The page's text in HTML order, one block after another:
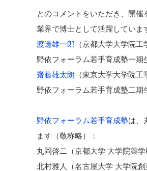
とのコメントをいただき、開
業界で博士として活躍していま
渡邊雄一郎 （京都大学大学院
野依フォーラム若手育成塾一期
齋藤雄太朗 （東京大学大学院
野依フォーラム若手育成塾二期
野依フォーラム若手育成塾は、
ます（敬称略）：
丸岡啓二（京都大学 大学院薬学
北村雅人（名古屋大学 大学院創